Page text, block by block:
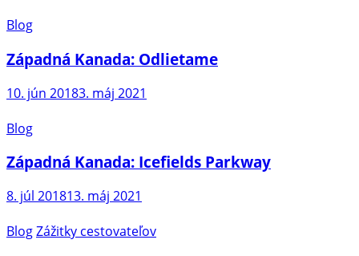
Blog
Západná Kanada: Odlietame
10. jún 20183. máj 2021
Blog
Západná Kanada: Icefields Parkway
8. júl 201813. máj 2021
BlogZážitky cestovateľov